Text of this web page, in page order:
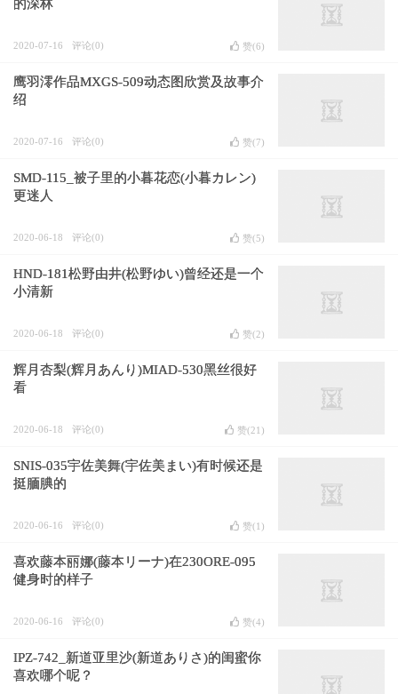
的深林
2020-07-16 评论(0) 赞(6)
鹰羽澪作品MXGS-509动态图欣赏及故事介
绍
2020-07-16 评论(0) 赞(7)
SMD-115_被子里的小暮花恋(小暮カレン)
更迷人
2020-06-18 评论(0) 赞(5)
HND-181松野由井(松野ゆい)曾经还是一个
小清新
2020-06-18 评论(0) 赞(2)
辉月杏梨(辉月あんり)MIAD-530黑丝很好
看
2020-06-18 评论(0) 赞(21 )
SNIS-035宇佐美舞(宇佐美まい)有时候还是
挺腼腆的
2020-06-16 评论(0) 赞(1 )
喜欢藤本丽娜(藤本リーナ)在230ORE-095
健身时的样子
2020-06-16 评论(0) 赞(4)
IPZ-742_新道亚里沙(新道ありさ)的闺蜜你
喜欢哪个呢？